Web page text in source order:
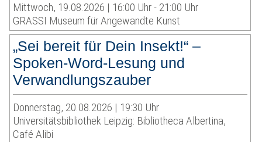
Mittwoch, 19.08.2026 | 16:00 Uhr - 21:00 Uhr
GRASSI Museum für Angewandte Kunst
„Sei bereit für Dein Insekt!“ –
Spoken-Word-Lesung und
Verwandlungszauber
Donnerstag, 20.08.2026 | 19:30 Uhr
Universitätsbibliothek Leipzig: Bibliotheca Albertina,
Café Alibi